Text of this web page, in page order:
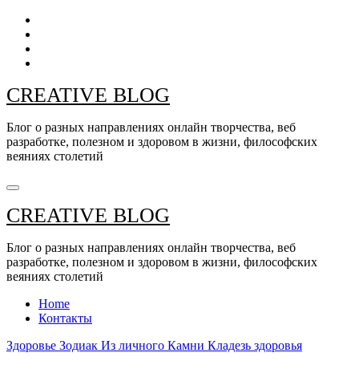
Перейти
содержанию
CREATIVE BLOG
Блог о разных направлениях онлайн творчества, веб
разработке, полезном и здоровом в жизни, философских
веяниях столетий
CREATIVE BLOG
Блог о разных направлениях онлайн творчества, веб
разработке, полезном и здоровом в жизни, философских
веяниях столетий
Home
Контакты
Здоровье Зодиак Из личного Камни Кладезь здоровья